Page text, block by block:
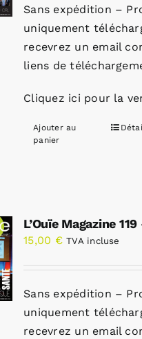
Sans expédition –
uniquement
recevrez un email
liens de
Cliquez ici pour la
Ajouter au
panier
L’Ouïe Magazine
15,00 € TVA incluse
Sans expédition –
uniquement
recevrez un email